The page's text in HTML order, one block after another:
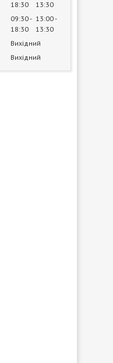
18:30
13:30
09:30
18:30
13:00
13:30
Вихідний
Вихідний